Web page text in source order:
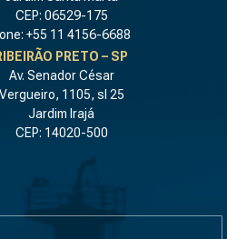
CEP: 06529-175
+55 11 4156-6688
PRETO – SP
Av. Senador César
Vergueiro, 1105, sl 25
Jardim Irajá
CEP: 14020-500